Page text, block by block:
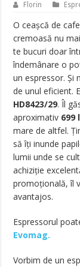
Florin
O ceașcă de
cremoasă nu
te bucuri doar
îndemânare o
un espressor. Și
de unul eficient.
HD8423/29. Îl
aproximativ 699
mare de altfel.
să îți inunde
lumii unde se
achiziție
promoțională, îl
avantajos.
Espressorul
Evomag.
Vorbim de un